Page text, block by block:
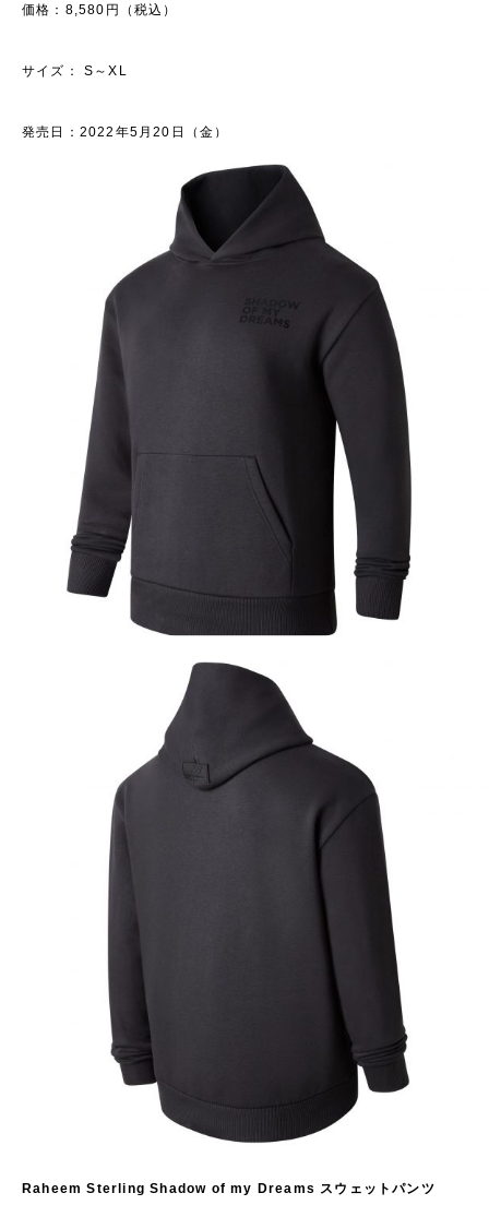
価格：8,580円（税込）
サイズ： S～XL
発売日：2022年5月20日（金）
Raheem Sterling Shadow of my Dreams スウェットパンツ